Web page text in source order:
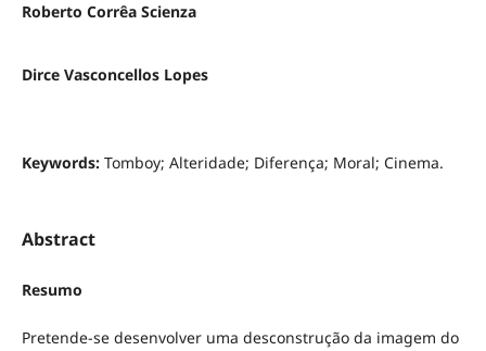
Roberto Corrêa Scienza
Dirce Vasconcellos Lopes
Keywords: Tomboy; Alteridade; Diferença; Moral; Cinema.
Abstract
Resumo
Pretende-se desenvolver uma desconstrução da imagem do